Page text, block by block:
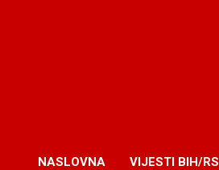
NASLOVNA VIJESTI BIH/RS